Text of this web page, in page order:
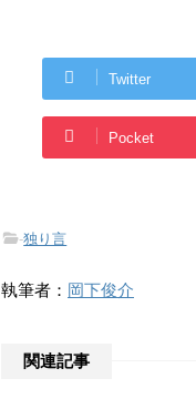
Twitter
Pocket
-独り言
執筆者： 岡下俊介
関連記事